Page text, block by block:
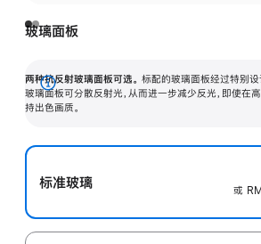
玻璃面板
两种抗反射玻璃面板可选。 标配的玻璃面板经过特别设
玻璃面板可分散反射光，从而进一步减少反光，即使在
持出色画质。
展
开
标准玻璃
或